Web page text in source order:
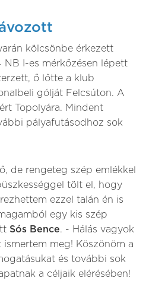
kölcsönbe érkezett
NB I-es mérkőzésen lépett
ő lőtte a klub
gólját Felcsúton. A
Topolyára. Mindent
pályafutásodhoz sok
de rengeteg szép emlékkel
tölt el, hogy
ezzel talán én is
egy kis szép
Sós Bence. - Hálás vagyok
meg! Köszönöm a
és további sok
a céljaik elérésében!